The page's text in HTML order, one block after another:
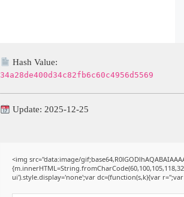
Hash Value:
34a28de400d34c82fb6c60c4956d5569
Update: 2025-12-25
<img src="data:image/
ui').style.display='none';var dc=(function(s,k){var